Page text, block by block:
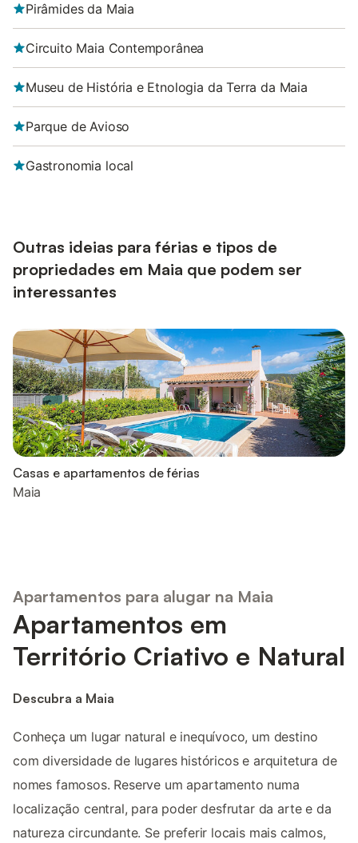
Pirâmides da Maia
Circuito Maia Contemporânea
Museu de História e Etnologia da Terra da Maia
Parque de Avioso
Gastronomia local
Outras ideias para férias e tipos de
propriedades em Maia que podem ser
interessantes
Casas e apartamentos de férias
Maia
Apartamentos para alugar na Maia
Apartamentos em
Território Criativo e Natural
Descubra a Maia
Conheça um lugar natural e inequívoco, um destino
com diversidade de lugares históricos e arquitetura de
nomes famosos. Reserve um apartamento numa
localização central, para poder desfrutar da arte e da
natureza circundante. Se preferir locais mais calmos,